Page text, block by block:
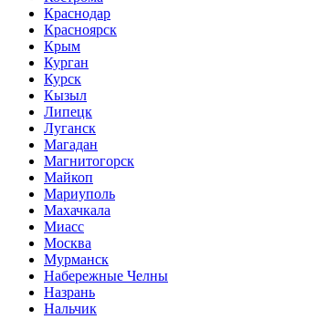
Краснодар
Красноярск
Крым
Курган
Курск
Кызыл
Липецк
Луганск
Магадан
Магнитогорск
Майкоп
Мариуполь
Махачкала
Миасс
Москва
Мурманск
Набережные Челны
Назрань
Нальчик